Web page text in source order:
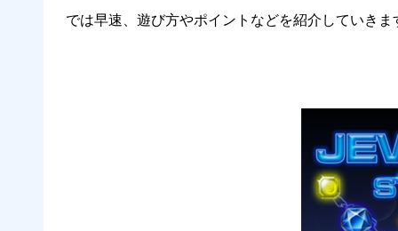
では早速、遊び方やポイントなどを紹介していきま